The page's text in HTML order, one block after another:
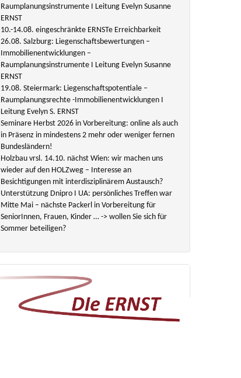
Raumplanungsinstrumente I Leitung Evelyn Susanne
ERNST
10.-14.08. eingeschränkte ERNSTe Erreichbarkeit
26.08. Salzburg: Liegenschaftsbewertungen –
Immobilienentwicklungen –
Raumplanungsinstrumente I Leitung Evelyn Susanne
ERNST
19.08. Steiermark: Liegenschaftspotentiale –
Raumplanungsrechte -Immobilienentwicklungen I
Leitung Evelyn S. ERNST
Seminare Herbst 2026 in Vorbereitung: online als auch
in Präsenz in mindestens 2 mehr oder weniger fernen
Bundesländern!
Holzbau vrsl. 14.10. nächst Wien: wir machen uns
wieder auf den HOLZweg – Interesse an
Besichtigungen mit interdisziplinärem Austausch?
Unterstützung Dnipro I UA: persönliches Treffen war
Mitte Mai – nächste Packerl in Vorbereitung für
SeniorInnen, Frauen, Kinder … -> wollen Sie sich für
Sommer beteiligen?